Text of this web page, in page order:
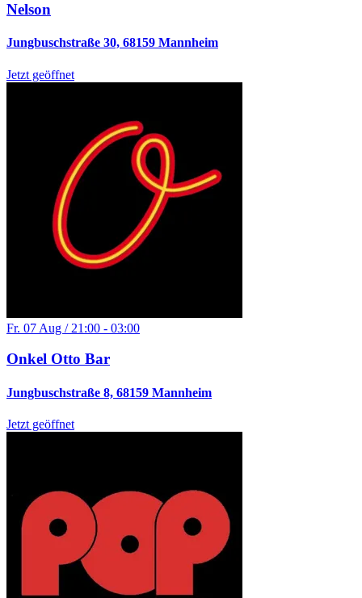
Nelson
Jungbuschstraße 30, 68159 Mannheim
Jetzt geöffnet
Fr. 07 Aug / 21:00 - 03:00
Onkel Otto Bar
Jungbuschstraße 8, 68159 Mannheim
Jetzt geöffnet